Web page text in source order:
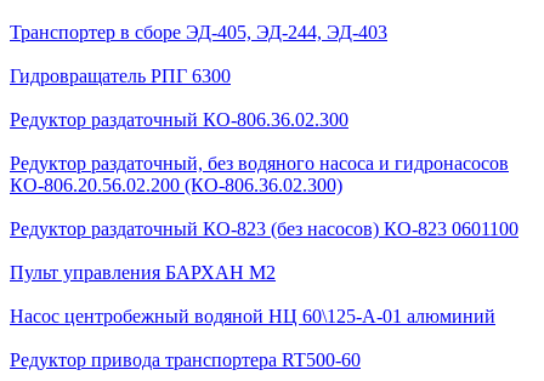
Транспортер в сборе ЭД-405, ЭД-244, ЭД-403
Гидровращатель РПГ 6300
Редуктор раздаточный КО-806.36.02.300
Редуктор раздаточный, без водяного насоса и гидронасосов
КО-806.20.56.02.200 (КО-806.36.02.300)
Редуктор раздаточный КО-823 (без насосов) КО-823 0601100
Пульт управления БАРХАН М2
Насос центробежный водяной НЦ 60\125-А-01 алюминий
Редуктор привода транспортера RT500-60